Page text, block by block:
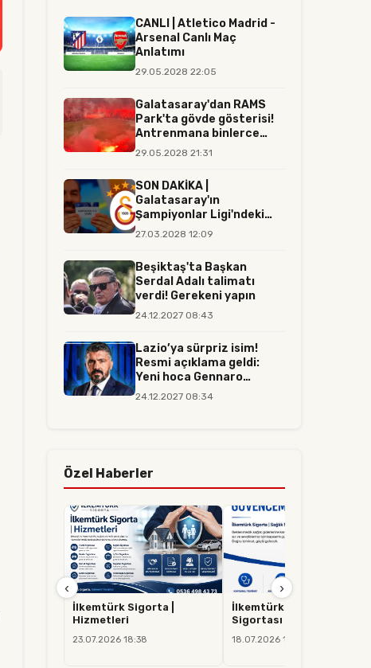
CANLI | Atletico Madrid -
Arsenal Canlı Maç
Anlatımı
29.05.2028 22:05
Galatasaray'dan RAMS
Park'ta gövde gösterisi!
Antrenmana binlerce
tara...
29.05.2028 21:31
SON DAKİKA |
Galatasaray'ın
Şampiyonlar Ligi'ndeki
rakibi resmen belli...
27.03.2028 12:09
Beşiktaş'ta Başkan
Serdal Adalı talimatı
verdi! Gerekeni yapın
24.12.2027 08:43
Lazio’ya sürpriz isim!
Resmi açıklama geldi:
Yeni hoca Gennaro
Gattuso...
24.12.2027 08:34
Özel Haberler
İlkemtürk Sigorta |
Hizmetleri
23.07.2026 18:38
İlkemtürk Sigorta | Sağlık
Sigortası
18.07.2026 14:37
‹ ›